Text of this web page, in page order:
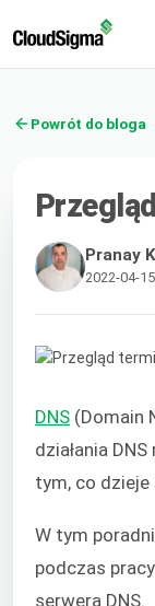
Powrót do bloga
Pranay
2022-04-
DNS (Domain
działania
tym, co dzieje
W tym
podczas
serwera DNS.